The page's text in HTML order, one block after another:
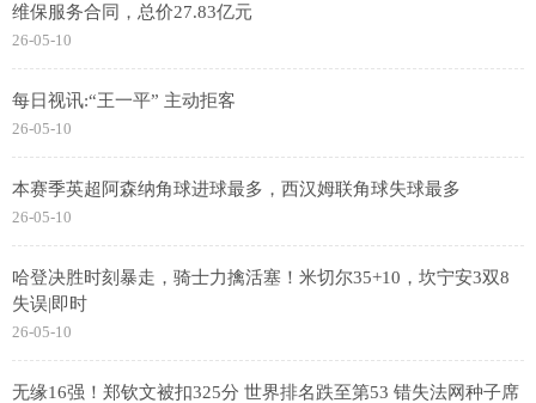
维保服务合同，总价27.83亿元
26-05-10
每日视讯:“王一平” 主动拒客
26-05-10
本赛季英超阿森纳角球进球最多，西汉姆联角球失球最多
26-05-10
哈登决胜时刻暴走，骑士力擒活塞！米切尔35+10，坎宁安3双8
失误|即时
26-05-10
无缘16强！郑钦文被扣325分 世界排名跌至第53 错失法网种子席